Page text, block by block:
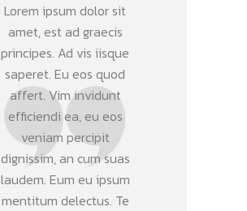
Lorem ipsum dolor sit
amet, est ad graecis
principes. Ad vis iisque
saperet. Eu eos quod
affert. Vim invidunt
efficiendi ea, eu eos
veniam percipit
dignissim, an cum suas
laudem. Eum eu ipsum
mentitum delectus. Te